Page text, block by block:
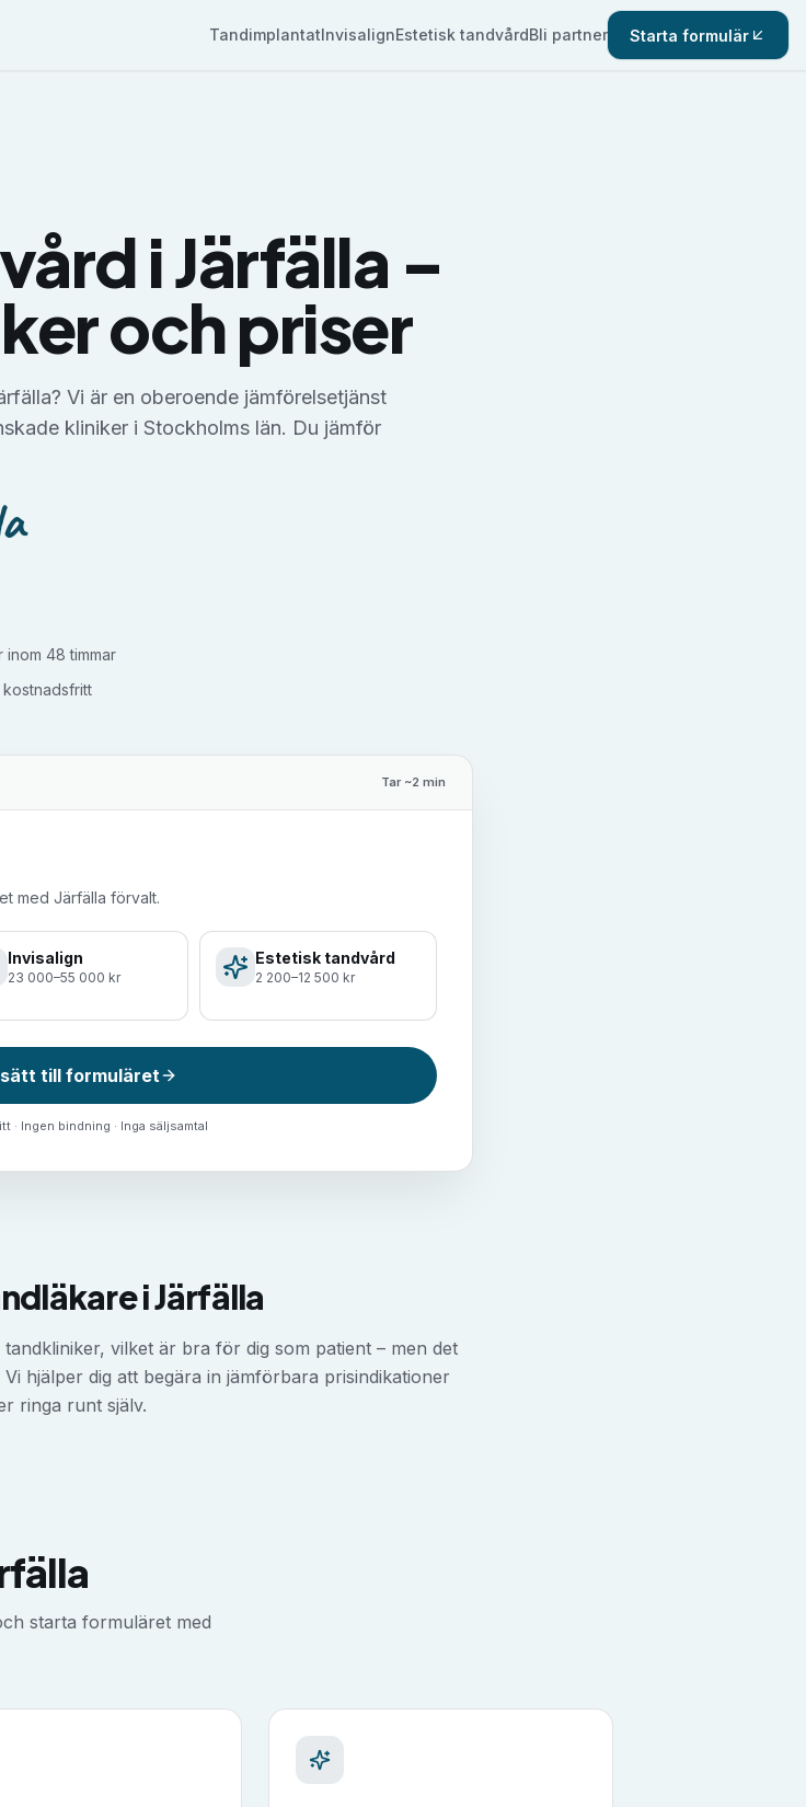
TandimplantatInvisalignEstetisk tandvårdBli partner Starta formulär
i Järfälla –
och priser
Vi är en oberoende jämförelsetjänst
kliniker i Stockholms län. Du jämför
inom 48 timmar
kostnadsfritt
Tar ~2 min
med Järfälla förvalt.
Invisalign
23 000–55 000 kr
Estetisk tandvård
2 200–12 500 kr
till formuläret
· Ingen bindning · Inga säljsamtal
i Järfälla
vilket är bra för dig som patient – men det
hjälper dig att begära in jämförbara prisindikationer
ringa runt själv.
starta formuläret med